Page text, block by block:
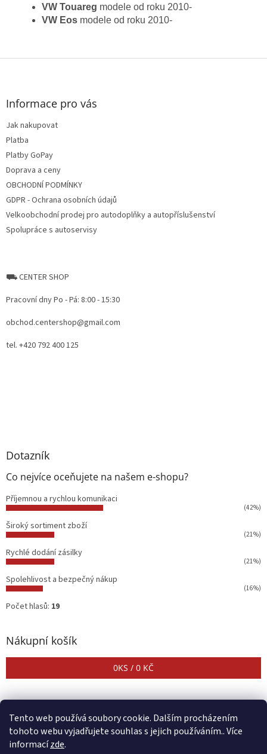
Tento web používá soubory cookie. Dalším procházením
tohoto webu vyjadřujete souhlas s jejich používáním.. Více
informacízde.
VW Touareg modele od roku 2010-
VW Eos modele od roku 2010-
Z
Informace pro vás
Jak nakupovat
Platba
Platby GoPay
Doprava a ceny
OBCHODNÍ PODMÍNKY
GDPR - Ochrana osobních údajů
Velkoobchodní prodej pro autodoplňky a autopříslušenství
Spolupráce s autoservisy
⛟ CENTER SHOP
Pracovní dny Po - Pá: 8:00 - 15:30
obchod.centershop@gmail.com
tel. +420 792 400 125
Dotazník
Co nejvíce oceňujete na našem e-shopu?
Příjemnou a rychlou komunikaci
(42%)
Široký sortiment zboží
(21%)
Rychlé dodání zásilky
(21%)
Spolehlivost a bezpečný nákup
(16%)
Počet hlasů: 19
Nákupní košík
0KS / 0 KČ